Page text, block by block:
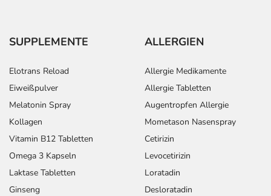
SUPPLEMENTE
Elotrans Reload
Eiweißpulver
Melatonin Spray
Kollagen
Vitamin B12 Tabletten
Omega 3 Kapseln
Laktase Tabletten
Ginseng
ALLERGIEN
Allergie Medikamente
Allergie Tabletten
Augentropfen Allergie
Mometason Nasenspray
Cetirizin
Levocetirizin
Loratadin
Desloratadin